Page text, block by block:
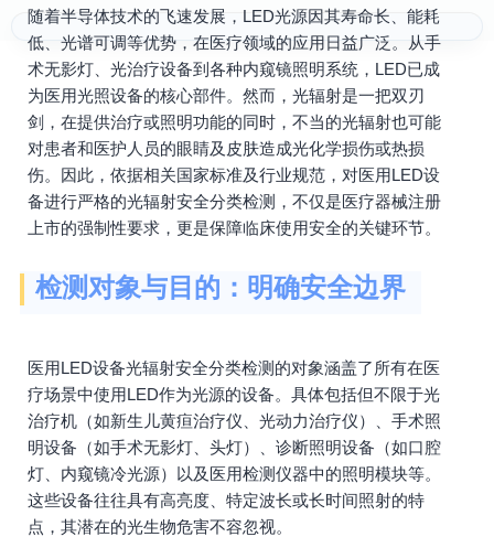
随着半导体技术的飞速发展，LED光源因其寿命长、能耗
低、光谱可调等优势，在医疗领域的应用日益广泛。从手
术无影灯、光治疗设备到各种内窥镜照明系统，LED已成
为医用光照设备的核心部件。然而，光辐射是一把双刃
剑，在提供治疗或照明功能的同时，不当的光辐射也可能
对患者和医护人员的眼睛及皮肤造成光化学损伤或热损
伤。因此，依据相关国家标准及行业规范，对医用LED设
备进行严格的光辐射安全分类检测，不仅是医疗器械注册
上市的强制性要求，更是保障临床使用安全的关键环节。
检测对象与目的：明确安全边界
医用LED设备光辐射安全分类检测的对象涵盖了所有在医
疗场景中使用LED作为光源的设备。具体包括但不限于光
治疗机（如新生儿黄疸治疗仪、光动力治疗仪）、手术照
明设备（如手术无影灯、头灯）、诊断照明设备（如口腔
灯、内窥镜冷光源）以及医用检测仪器中的照明模块等。
这些设备往往具有高亮度、特定波长或长时间照射的特
点，其潜在的光生物危害不容忽视。